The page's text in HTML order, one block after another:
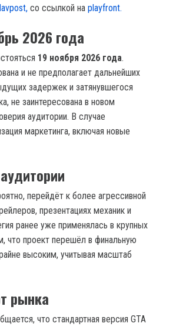
со ссылкой на playfront.
2026 года
19 ноября 2026 года.
и не предполагает дальнейших
задержек и затянувшегося
не заинтересована в новом
аудитории. В случае
маркетинга, включая новые
перейдёт к более агрессивной
презентациях механик и
ранее уже применялась в крупных
что проект перешёл в финальную
высоким, учитывая масштаб
рынка
что стандартная версия GTA